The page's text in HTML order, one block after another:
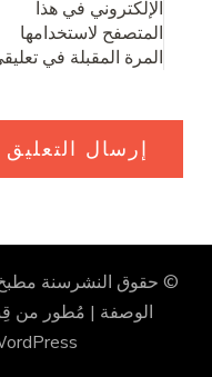
الإلكتروني في هذا
المتصفح لاستخدامها
المرة المقبلة في
© حقوق النشرسنة
الوصفة | مُطور من